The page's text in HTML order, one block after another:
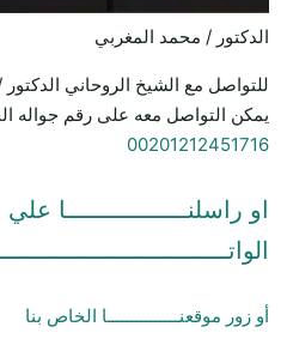
الدكتور / محمد المغربي
للتواصل مع الشيخ الروحاني
يمكن التواصل معه على رقم جواله
00201212451716
او راسلنـــــــــــــــــا علي
أو زور موقعنـــــــــــــــا الخاص بنا